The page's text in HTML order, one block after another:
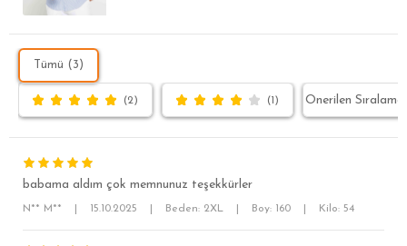
Tümü (3)
(2) (1)
babama aldım çok memnunuz teşekkürler
N** M** 15.10.2025 Beden: 2XL Boy: 160 Kilo: 54